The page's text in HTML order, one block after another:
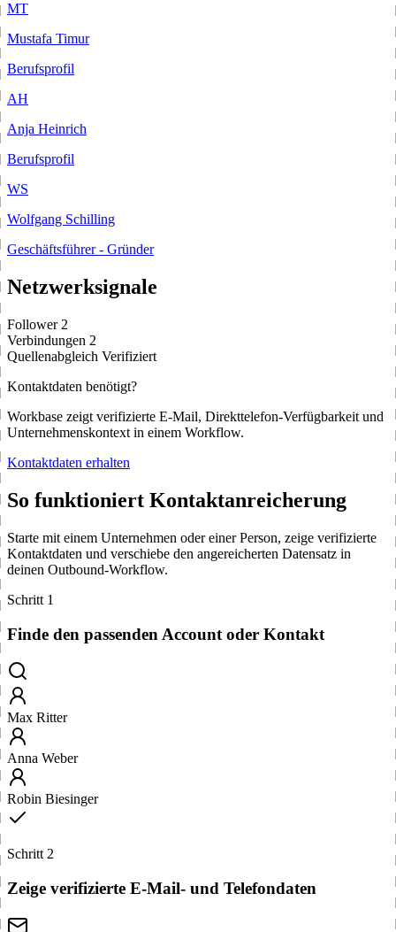
MT
Mustafa Timur
Berufsprofil
AH
Anja Heinrich
Berufsprofil
WS
Wolfgang Schilling
Geschäftsführer - Gründer
Netzwerksignale
Follower 2
Verbindungen 2
Quellenabgleich Verifiziert
Kontaktdaten benötigt?
Workbase zeigt verifizierte E-Mail, Direkttelefon-Verfügbarkeit und
Unternehmenskontext in einem Workflow.
Kontaktdaten erhalten
So funktioniert Kontaktanreicherung
Starte mit einem Unternehmen oder einer Person, zeige verifizierte
Kontaktdaten und verschiebe den angereicherten Datensatz in
deinen Outbound-Workflow.
Schritt 1
Finde den passenden Account oder Kontakt
Max Ritter
Anna Weber
Robin Biesinger
Schritt 2
Zeige verifizierte E-Mail- und Telefondaten